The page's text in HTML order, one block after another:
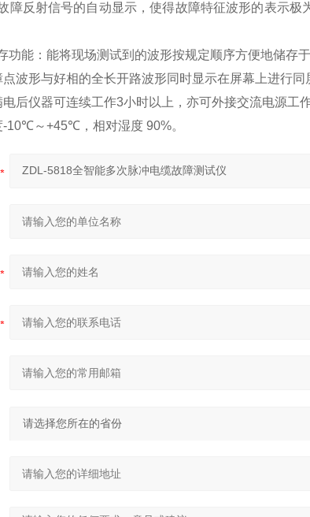
障反射信号的自动显示，使得故障特征波形的表示
功能：能将现场测试到的波形按规定顺序方便地储存
点波形与好相的全长开路波形同时显示在屏幕上进行
电后仪器可连续工作3小时以上，亦可外接交流电源工作
-10℃～+45℃ ，相对湿度 90%。